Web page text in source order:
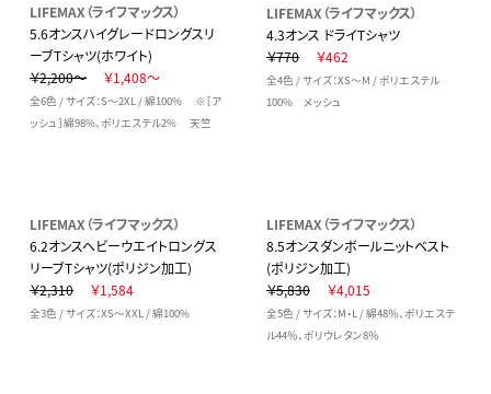
LIFEMAX（ライフマックス）
5.6オンスハイグレードロングスリ
ーブTシャツ(ホワイト)
￥2,200～
￥1,408～
全6色 / サイズ：S～2XL / 綿100% ※［ア
ッシュ］綿98%、ポリエステル2% 天竺
LIFEMAX（ライフマックス）
4.3オンス ドライTシャツ
￥770
￥462
全4色 / サイズ：XS～M / ポリエステル
100% メッシュ
LIFEMAX（ライフマックス）
6.2オンスヘビーウエイトロングス
リーブTシャツ(ポリジン加工)
￥2,310
￥1,584
全3色 / サイズ：XS～XXL / 綿100%
LIFEMAX（ライフマックス）
8.5オンスダンボールニットベスト
(ポリジン加工)
￥5,830
￥4,015
全5色 / サイズ：M・L / 綿48％、ポリエステ
ル44％、ポリウレタン8％